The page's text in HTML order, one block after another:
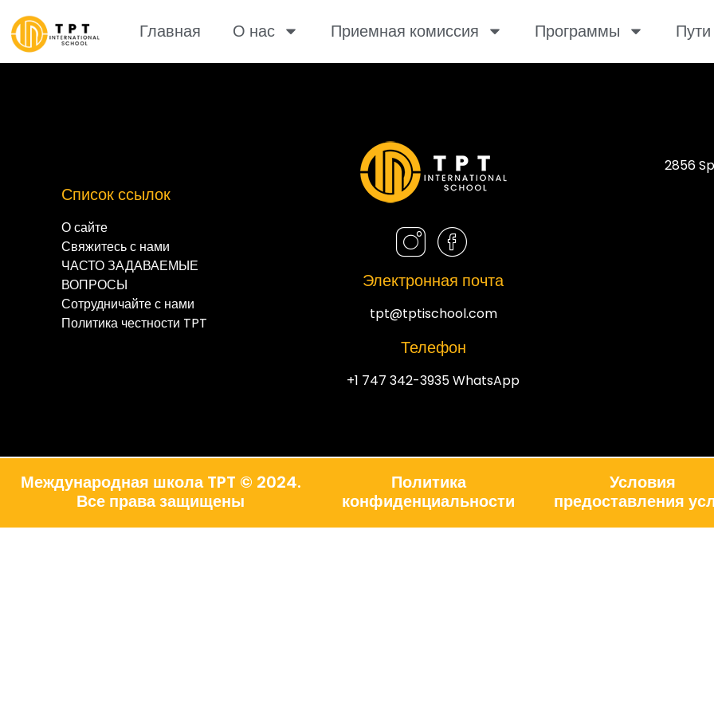
Главная О нас Приемная комиссия Программы Пути
Список ссылок
О сайте
Свяжитесь с нами
ЧАСТО ЗАДАВАЕМЫЕ
ВОПРОСЫ
Сотрудничайте с нами
Политика честности TPT
Электронная почта
tpt@tptischool.com
Телефон
+1 747 342-3935 WhatsApp
2856
Международная школа TPT © 2024.
Все права защищены
Политика
конфиденциальности
Условия
предоставления